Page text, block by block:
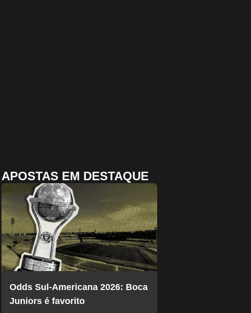
APOSTAS EM DESTAQUE
Odds Sul-Americana 2026: Boca
Juniors é favorito